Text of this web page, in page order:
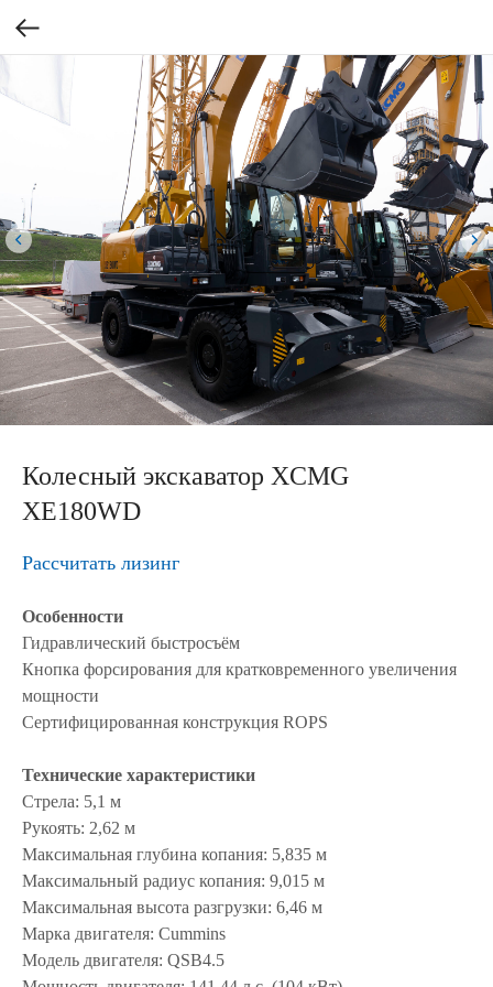
Колесный экскаватор XCMG
XE180WD
Рассчитать лизинг
Особенности
Гидравлический быстросъём
Кнопка форсирования для кратковременного увеличения
мощности
Сертифицированная конструкция ROPS
Технические характеристики
Стрела: 5,1 м
Рукоять: 2,62 м
Максимальная глубина копания: 5,835 м
Максимальный радиус копания: 9,015 м
Максимальная высота разгрузки: 6,46 м
Марка двигателя: Cummins
Модель двигателя: QSB4.5